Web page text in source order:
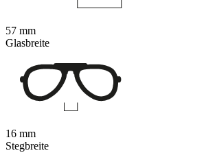
57 mm
Glasbreite
16 mm
Stegbreite